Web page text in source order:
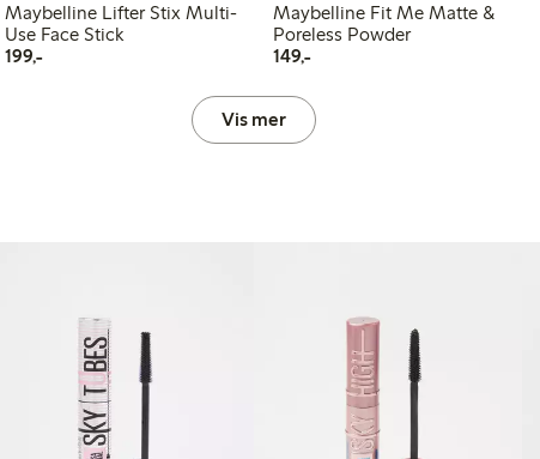
Maybelline Lifter Stix Multi-
Use Face Stick
199,-199,00 kr
Maybelline Fit Me Matte &
Poreless Powder
149,-149,00 kr
Vis mer